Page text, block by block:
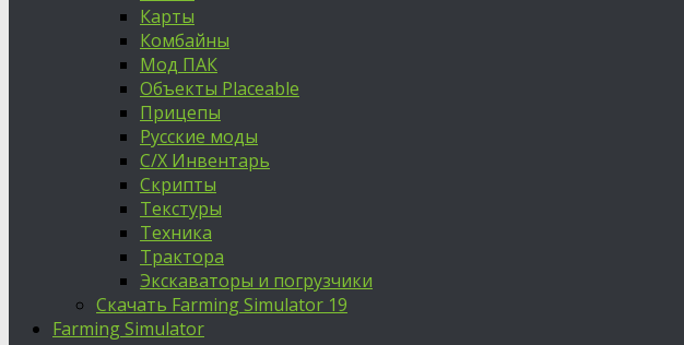
Карты
Комбайны
Мод ПАК
Объекты Placeable
Прицепы
Русские моды
С/Х Инвентарь
Скрипты
Текстуры
Техника
Трактора
Экскаваторы и погрузчики
Скачать Farming Simulator 19
Farming Simulator